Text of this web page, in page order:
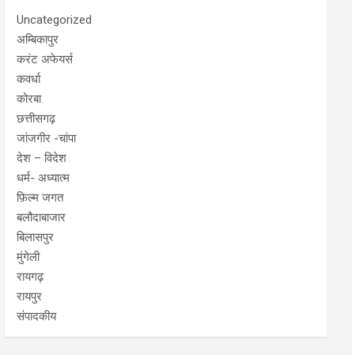
Uncategorized
अम्बिकापुर
करंट अफेयर्स
कवर्धा
कोरबा
छत्तीसगढ़
जांजगीर -चांपा
देश – विदेश
धर्म- अध्यात्म
फ़िल्म जगत
बलौदाबाजार
बिलासपुर
मुंगेली
रायगढ़
रायपुर
संपादकीय